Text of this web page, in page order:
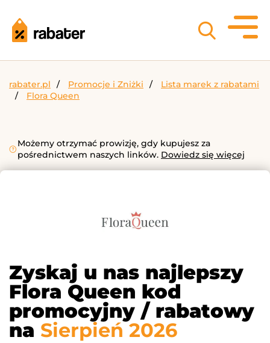
rabater.pl Promocje i Zniżki
Lista marek z rabatami
Flora Queen
Możemy otrzymać prowizję, gdy kupujesz za
pośrednictwem naszych linków. Dowiedz się więcej
Zyskaj u nas najlepszy
Flora Queen kod
promocyjny / rabatowy
na Sierpień 2026